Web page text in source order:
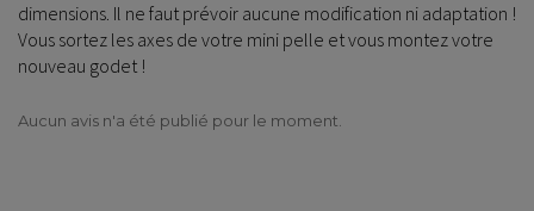
dimensions. Il ne faut prévoir aucune modification ni adaptation !
Vous sortez les axes de votre mini pelle et vous montez votre
nouveau godet !
Aucun avis n'a été publié pour le moment.